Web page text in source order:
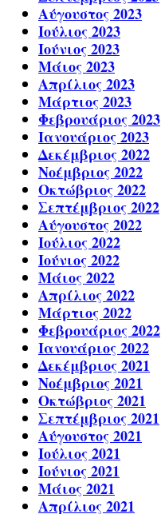
Αύγουστος 2023
Ιούλιος 2023
Ιούνιος 2023
Μάιος 2023
Απρίλιος 2023
Μάρτιος 2023
Φεβρουάριος 2023
Ιανουάριος 2023
Δεκέμβριος 2022
Νοέμβριος 2022
Οκτώβριος 2022
Σεπτέμβριος 2022
Αύγουστος 2022
Ιούλιος 2022
Ιούνιος 2022
Μάιος 2022
Απρίλιος 2022
Μάρτιος 2022
Φεβρουάριος 2022
Ιανουάριος 2022
Δεκέμβριος 2021
Νοέμβριος 2021
Οκτώβριος 2021
Σεπτέμβριος 2021
Αύγουστος 2021
Ιούλιος 2021
Ιούνιος 2021
Μάιος 2021
Απρίλιος 2021